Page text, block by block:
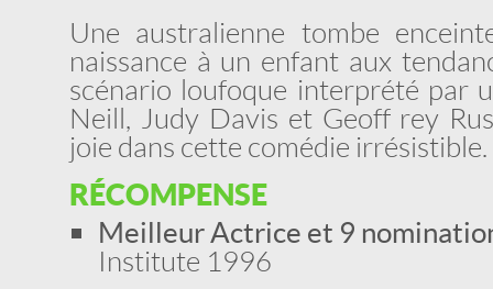
Une australienne tombe
naissance à un enfant aux
scénario loufoque interprété par
Neill, Judy Davis et Geoff rey
joie dans cette comédie irrésistible.
RÉCOMPENSE
Meilleur Actrice et 9
Institute 1996